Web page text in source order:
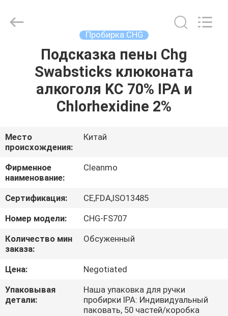
ПРОДУКТЫ
НАС
ПУТЕШЕСТВИЕ
ФАБРИКИ
ПРОВЕРКА
КАЧЕСТВА
СВЯЖИТЕСЬ
МЫ
Пробирка CHG
Подсказка пены Chg
Swabsticks клюконата
алкоголя KC 70% IPA и
Chlorhexidine 2%
Место
происхождения:
Китай
Фирменное
наименование:
Cleanmo
Сертификация:
CE,FDA,ISO13485
Номер модели:
CHG-FS707
Количество мин
заказа:
Обсуженный
Цена:
Negotiated
Упаковывая
детали:
Наша упаковка для ручки
пробирки IPA: Индивидуальный
паковать, 50 частей/коробка